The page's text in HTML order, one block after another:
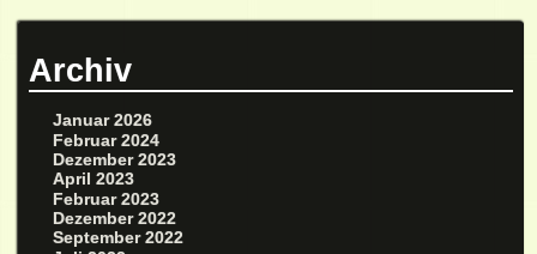
Archiv
Januar 2026
Februar 2024
Dezember 2023
April 2023
Februar 2023
Dezember 2022
September 2022